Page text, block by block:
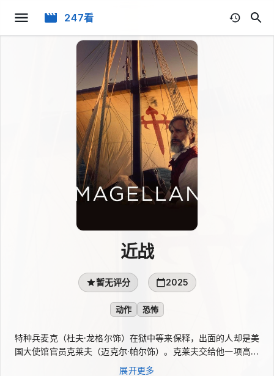
247看
近战
暂无评分 2025
动作 恐怖
特种兵麦克（杜夫·龙格尔饰）在狱中等来保释，出面的人却是美
国大使馆官员克莱夫（迈克尔·帕尔饰）。克莱夫交给他一项高风
险任务：营救被武装分子控制、疑似遭洗脑的安娜（吉娜·梅
展开更多